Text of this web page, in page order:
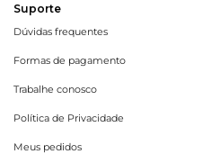
Suporte
Dúvidas frequentes
Formas de pagamento
Trabalhe conosco
Política de Privacidade
Meus pedidos